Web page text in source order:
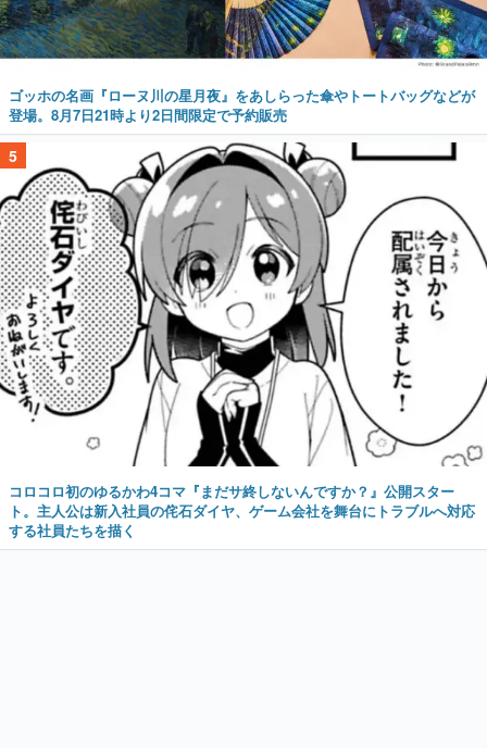
ゴッホの名画『ローヌ川の星月夜』をあしらった傘やトートバッグなどが
登場。8月7日21時より2日間限定で予約販売
5
コロコロ初のゆるかわ4コマ『まだサ終しないんですか？』公開スター
ト。主人公は新入社員の侘石ダイヤ、ゲーム会社を舞台にトラブルへ対応
する社員たちを描く